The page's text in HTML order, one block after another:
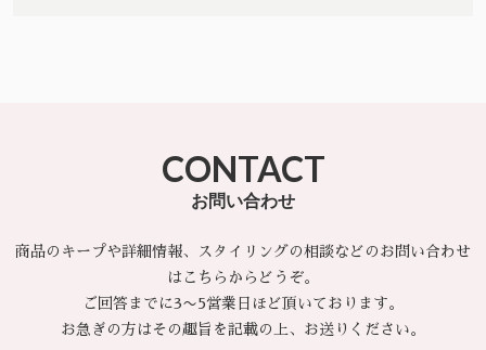
CONTACT
お問い合わせ
商品のキープや詳細情報、スタイリングの相談などのお問い合わせ
はこちらからどうぞ。
ご回答までに3〜5営業日ほど頂いております。
お急ぎの方はその趣旨を記載の上、お送りください。